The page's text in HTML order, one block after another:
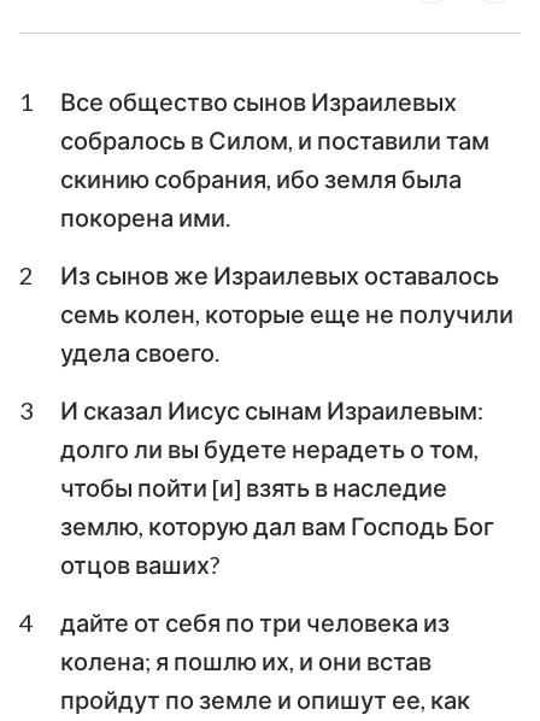
Есфирь Иов
Псалтирь Притчи
Екклесиаст
Исаия
Плач Иеремии Иезекииль
Даниил
Иоиль Амос
Авдия
Михей Наум
Аввакум
Аггей Захария
Малахия
1
Все общество сынов Израилевых
собралось в Силом, и поставили там
скинию собрания, ибо земля была
покорена ими.
2
Из сынов же Израилевых оставалось
семь колен, которые еще не получили
удела своего.
3
И сказал Иисус сынам Израилевым:
долго ли вы будете нерадеть о том,
чтобы пойти [и] взять в наследие
землю, которую дал вам Господь Бог
отцов ваших?
4
дайте от себя по три человека из
колена; я пошлю их, и они встав
пройдут по земле и опишут ее, как